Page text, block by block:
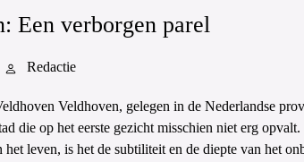
Een verborgen parel
Redactie
Veldhoven, gelegen in de Nederlandse
die op het eerste gezicht misschien niet erg
leven, is het de subtiliteit en de diepte van het